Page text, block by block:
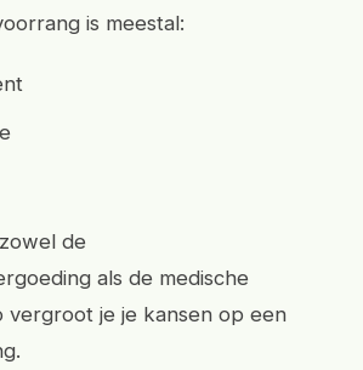
is meestal:
de
als de medische
vergroot je je kansen op een